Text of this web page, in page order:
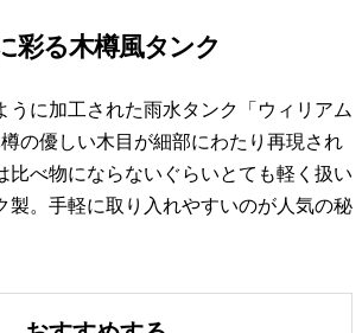
彩る木樽風タンク
うに加工された雨水タンク「ウィリアム
の優しい木目が細部にわたり再現され
比べ物にならないぐらいとても軽く扱い
製。手軽に取り入れやすいのが人気の秘